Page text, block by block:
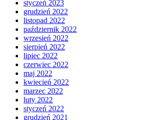
styczeń 2023
grudzień 2022
listopad 2022
październik 2022
wrzesień 2022
sierpień 2022
lipiec 2022
czerwiec 2022
maj 2022
kwiecień 2022
marzec 2022
luty 2022
styczeń 2022
grudzień 2021